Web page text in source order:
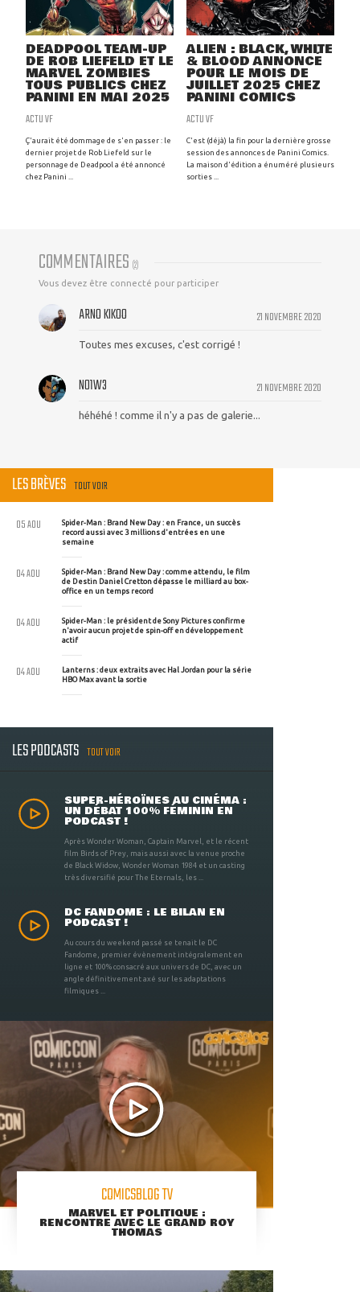
DEADPOOL TEAM-UP
DE ROB LIEFELD ET LE
MARVEL ZOMBIES
TOUS PUBLICS CHEZ
PANINI EN MAI 2025
ACTU VF
Ç'aurait été dommage de s'en passer : le
dernier projet de Rob Liefeld sur le
personnage de Deadpool a été annoncé
chez Panini ...
ALIEN : BLACK, WHITE
& BLOOD ANNONCÉ
POUR LE MOIS DE
JUILLET 2025 CHEZ
PANINI COMICS
ACTU VF
C'est (déjà) la fin pour la dernière grosse
session des annonces de Panini Comics.
La maison d'édition a énuméré plusieurs
sorties ...
COMMENTAIRES (2)
Vous devez être connecté pour participer
21 NOVEMBRE 2020
ARNO KIKOO
Toutes mes excuses, c'est corrigé !
21 NOVEMBRE 2020
N01W3
héhéhé ! comme il n'y a pas de galerie...
LES BRÈVES TOUT VOIR
Spider-Man : Brand New Day : en France, un succès
record aussi avec 3 millions d'entrées en une
semaine
05 AOU
Spider-Man : Brand New Day : comme attendu, le film
de Destin Daniel Cretton dépasse le milliard au box-
office en un temps record
04 AOU
Spider-Man : le président de Sony Pictures confirme
n'avoir aucun projet de spin-off en développement
actif
04 AOU
Lanterns : deux extraits avec Hal Jordan pour la série
HBO Max avant la sortie
04 AOU
LES PODCASTS TOUT VOIR
SUPER-HÉROÏNES AU CINÉMA :
UN DÉBAT 100% FÉMININ EN
PODCAST !
Après Wonder Woman, Captain Marvel, et le récent
film Birds of Prey, mais aussi avec la venue proche
de Black Widow, Wonder Woman 1984 et un casting
très diversifié pour The Eternals, les ...
DC FANDOME : LE BILAN EN
PODCAST !
Au cours du weekend passé se tenait le DC
Fandome, premier évènement intégralement en
ligne et 100% consacré aux univers de DC, avec un
angle définitivement axé sur les adaptations
filmiques ...
COMICSBLOG TV
MARVEL ET POLITIQUE :
RENCONTRE AVEC LE GRAND ROY
THOMAS